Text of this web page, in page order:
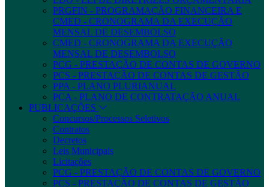
PRGFIN - PROGRAMAÇÃO FINANCEIRA E
CMED - CRONOGRAMA DA EXECUÇÃO
MENSAL DE DESEMBOLSO
CMED - CRONOGRAMA DA EXECUÇÃO
MENSAL DE DESEMBOLSO
PCG - PRESTAÇÃO DE CONTAS DE GOVERNO
PCS - PRESTAÇÃO DE CONTAS DE GESTÃO
PPA - PLANO PLURIANUAL
PCA - PLANO DE CONTRATAÇÃO ANUAL
PUBLICAÇÕES
Concursos/Processos Seletivos
Contratos
Decretos
Leis Municipais
Licitações
PCG - PRESTAÇÃO DE CONTAS DE GOVERNO
PCS - PRESTAÇÃO DE CONTAS DE GESTÃO